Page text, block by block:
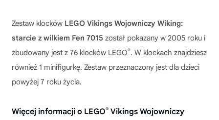
Zestaw klocków LEGO Vikings Wojowniczy Wiking:
starcie z wilkiem Fen 7015 został pokazany w 2005 roku i
zbudowany jest z 76 klocków LEGO®. W klockach znajdziesz
również 1 minifigurkę. Zestaw przeznaczony jest dla dzieci
powyżej 7 roku życia.
Więcej informacji o LEGO® Vikings Wojowniczy